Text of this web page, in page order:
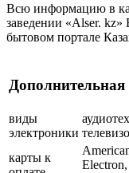
Всю информацию в
заведении «Alser.
бытовом портале
виды
электроники
карты к